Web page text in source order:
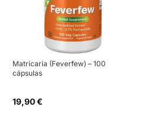
Matricaria (Feverfew) – 100
cápsulas
19,90 €